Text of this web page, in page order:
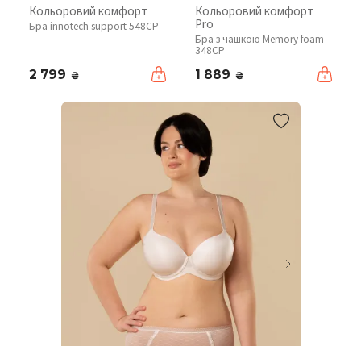
Кольоровий комфорт
Бра innotech support 548CP
2 799 ₴
Кольоровий комфорт
Pro
Бра з чашкою Memory foam
348CP
1 889 ₴